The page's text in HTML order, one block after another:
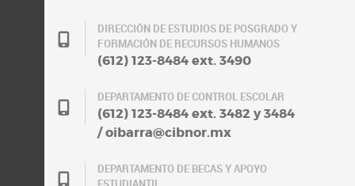
DIRECCIÓN DE ESTUDIOS DE POSGRADO Y
FORMACIÓN DE RECURSOS HUMANOS
(612) 123-8484 ext. 3490
DEPARTAMENTO DE CONTROL ESCOLAR
(612) 123-8484 ext. 3482 y 3484
/ oibarra@cibnor.mx
DEPARTAMENTO DE BECAS Y APOYO